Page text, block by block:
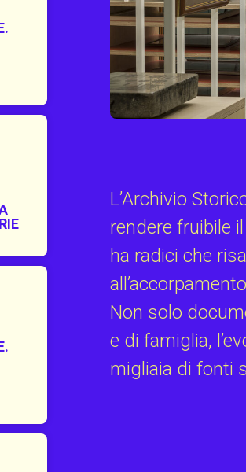
L’Archivio
rendere fruibile
ha radici che
Non solo
e di famiglia,
migliaia di fonti